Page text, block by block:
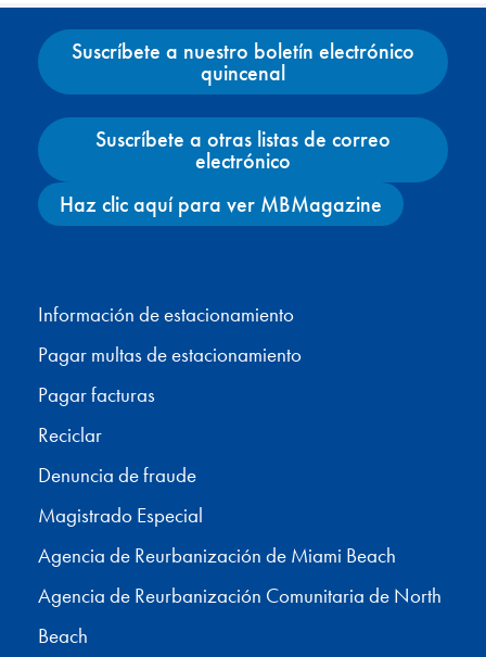
Suscríbete a nuestro boletín electrónico
quincenal
Suscríbete a otras listas de correo
electrónico
Haz clic aquí para ver MBMagazine
Información de estacionamiento
Pagar multas de estacionamiento
Pagar facturas
Reciclar
Denuncia de fraude
Magistrado Especial
Agencia de Reurbanización de Miami Beach
Agencia de Reurbanización Comunitaria de North
Beach